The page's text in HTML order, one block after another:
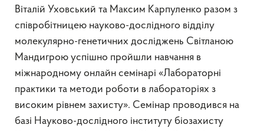
Віталій Уховський та Максим Карпуленко разом з
співробітницею науково-дослідного відділу
молекулярно-генетичних досліджень Світланою
Мандигрою успішно пройшли навчання в
міжнародному онлайн семінарі «Лабораторні
практики та методи роботи в лабораторіях з
високим рівнем захисту». Семінар проводився на
базі Науково-дослідного інституту біозахисту